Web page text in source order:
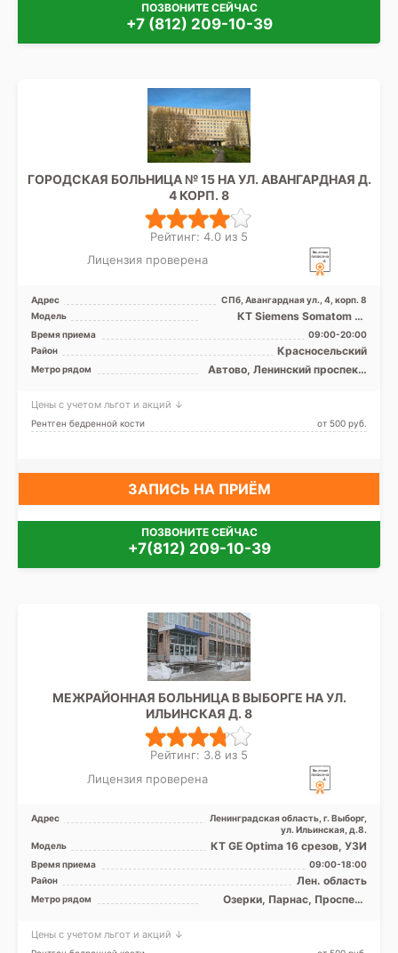
ПОЗВОНИТЕ СЕЙЧАС
+7 (812) 209-10-39
ГОРОДСКАЯ БОЛЬНИЦА № 15 НА УЛ. АВАНГАРДНАЯ Д.
4 КОРП. 8
Рейтинг: 4.0 из 5
Лицензия проверена
Адрес
СПб, Авангардная ул., 4, корп. 8
Модель
КТ Siemens Somatom 16
срезов, УЗИ
Время приема
09:00-20:00
Район
Красносельский
Метро рядом
Автово, Ленинский проспект,
Цены с учетом льгот и акций ↓
Рентген бедренной кости от 500 pуб.
ЗАПИСЬ НА ПРИЁМ
ПОЗВОНИТЕ СЕЙЧАС
+7(812) 209-10-39
МЕЖРАЙОННАЯ БОЛЬНИЦА В ВЫБОРГЕ НА УЛ.
ИЛЬИНСКАЯ Д. 8
Рейтинг: 3.8 из 5
Лицензия проверена
Адрес
Ленинградская область, г. Выборг,
ул. Ильинская, д.8.
Модель
КТ GE Optima 16 срезов, УЗИ
Время приема
09:00-18:00
Район
Лен. область
Метро рядом
Озерки, Парнас, Проспект
Цены с учетом льгот и акций ↓